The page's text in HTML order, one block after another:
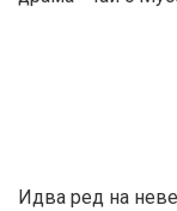
Идва ред на